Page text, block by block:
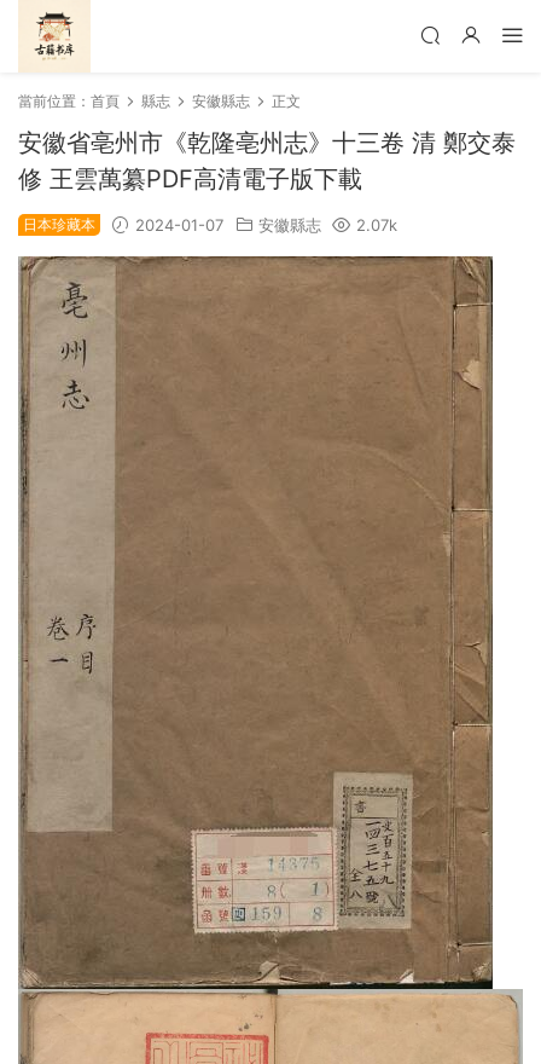
當前位置： 首頁 縣志 安徽縣志 正文
安徽省亳州市《乾隆亳州志》十三卷 清 鄭交泰
修 王雲萬纂PDF高清電子版下載
日本珍藏本 2024-01-07 安徽縣志 2.07k